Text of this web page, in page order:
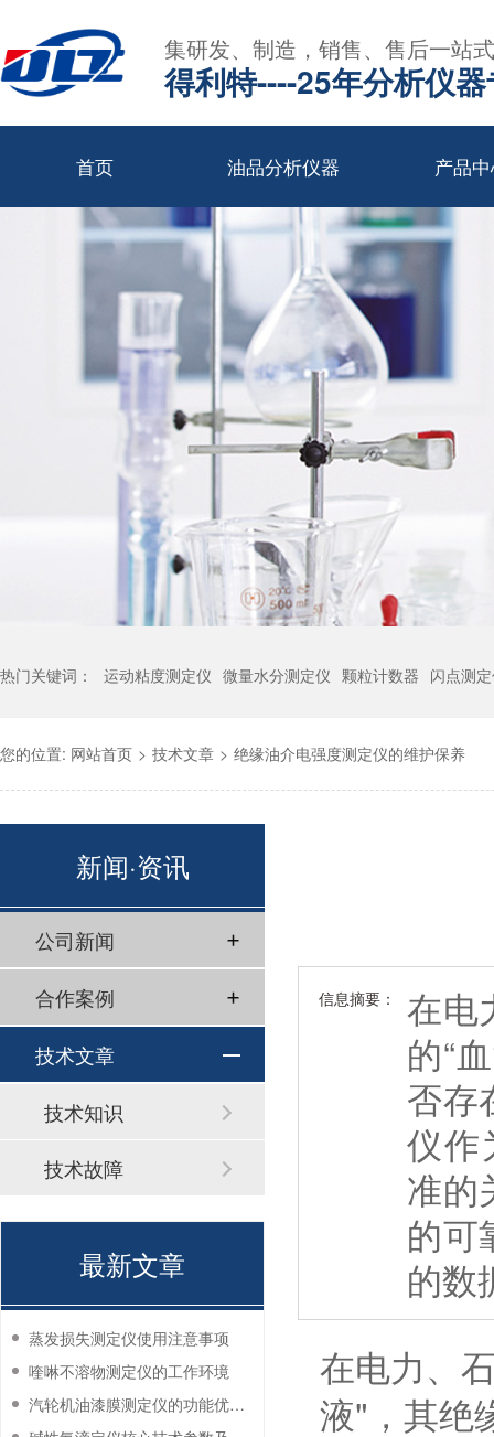
集研发、制造，销售、售后一站
得利特----25年分析仪
首页 油品分析仪器 产品
热门关键词： 运动粘度测定仪 微量水分测定仪 颗粒计数器 闪点测
您的位置: 网站首页 > 技术文章 > 绝缘油介电强度测定仪的维护保养
信息摘要：
在电
的“
否存
仪作
准的
的可
的数
在电力、
液"，其绝
新闻·资讯
公司新闻
合作案例
技术文章
技术知识
技术故障
最新文章
蒸发损失测定仪使用注意事项
喹啉不溶物测定仪的工作环境
汽轮机油漆膜测定仪的功能优势有哪些？